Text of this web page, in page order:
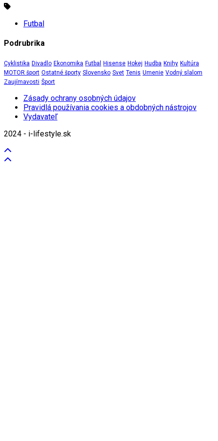
Futbal
Podrubrika
Cyklistika Divadlo Ekonomika Futbal Hisense Hokej Hudba Knihy Kultúra
MOTOR šport Ostatné športy Slovensko Svet Tenis Umenie Vodný slalom
Zaujímavosti Šport
Zásady ochrany osobných údajov
Pravidlá používania cookies a obdobných nástrojov
Vydavateľ
2024 - i-lifestyle.sk